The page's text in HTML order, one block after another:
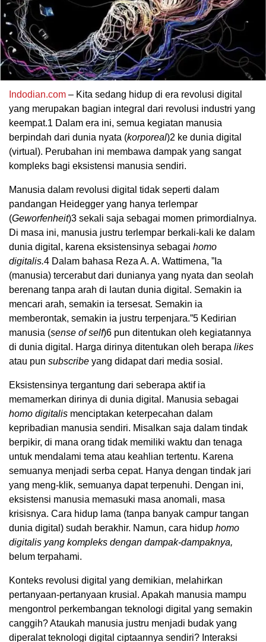
Indodian.com – Kita sedang hidup di era revolusi digital
yang merupakan bagian integral dari revolusi industri yang
keempat.1 Dalam era ini, semua kegiatan manusia
berpindah dari dunia nyata (korporeal)2 ke dunia digital
(virtual). Perubahan ini membawa dampak yang sangat
kompleks bagi eksistensi manusia sendiri.
Manusia dalam revolusi digital tidak seperti dalam
pandangan Heidegger yang hanya terlempar
(Geworfenheit)3 sekali saja sebagai momen primordialnya.
Di masa ini, manusia justru terlempar berkali-kali ke dalam
dunia digital, karena eksistensinya sebagai homo
digitalis.4 Dalam bahasa Reza A. A. Wattimena, ”Ia
(manusia) tercerabut dari dunianya yang nyata dan seolah
berenang tanpa arah di lautan dunia digital. Semakin ia
mencari arah, semakin ia tersesat. Semakin ia
memberontak, semakin ia justru terpenjara.”5 Kedirian
manusia (sense of self)6 pun ditentukan oleh kegiatannya
di dunia digital. Harga dirinya ditentukan oleh berapa likes
atau pun subscribe yang didapat dari media sosial.
Eksistensinya tergantung dari seberapa aktif ia
memamerkan dirinya di dunia digital. Manusia sebagai
homo digitalis menciptakan keterpecahan dalam
kepribadian manusia sendiri. Misalkan saja dalam tindak
berpikir, di mana orang tidak memiliki waktu dan tenaga
untuk mendalami tema atau keahlian tertentu. Karena
semuanya menjadi serba cepat. Hanya dengan tindak jari
yang meng-klik, semuanya dapat terpenuhi. Dengan ini,
eksistensi manusia memasuki masa anomali, masa
krisisnya. Cara hidup lama (tanpa banyak campur tangan
dunia digital) sudah berakhir. Namun, cara hidup homo
digitalis yang kompleks dengan dampak-dampaknya,
belum terpahami.
Konteks revolusi digital yang demikian, melahirkan
pertanyaan-pertanyaan krusial. Apakah manusia mampu
mengontrol perkembangan teknologi digital yang semakin
canggih? Ataukah manusia justru menjadi budak yang
diperalat teknologi digital ciptaannya sendiri? Interaksi